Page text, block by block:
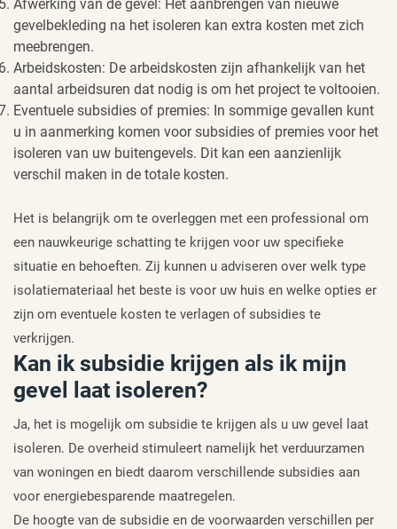
Afwerking van de gevel: Het aanbrengen van nieuwe
gevelbekleding na het isoleren kan extra kosten met zich
meebrengen.
Arbeidskosten: De arbeidskosten zijn afhankelijk van het
aantal arbeidsuren dat nodig is om het project te voltooien.
Eventuele subsidies of premies: In sommige gevallen kunt
u in aanmerking komen voor subsidies of premies voor het
isoleren van uw buitengevels. Dit kan een aanzienlijk
verschil maken in de totale kosten.
Het is belangrijk om te overleggen met een professional om
een nauwkeurige schatting te krijgen voor uw specifieke
situatie en behoeften. Zij kunnen u adviseren over welk type
isolatiemateriaal het beste is voor uw huis en welke opties er
zijn om eventuele kosten te verlagen of subsidies te
verkrijgen.
Kan ik subsidie krijgen als ik mijn
gevel laat isoleren?
Ja, het is mogelijk om subsidie te krijgen als u uw gevel laat
isoleren. De overheid stimuleert namelijk het verduurzamen
van woningen en biedt daarom verschillende subsidies aan
voor energiebesparende maatregelen.
De hoogte van de subsidie en de voorwaarden verschillen per